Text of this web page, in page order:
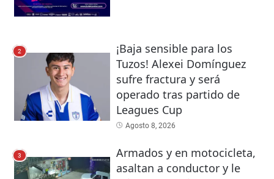
2
¡Baja sensible para los
Tuzos! Alexei Domínguez
sufre fractura y será
operado tras partido de
Leagues Cup
Agosto 8, 2026
3
Armados y en motocicleta,
asaltan a conductor y le